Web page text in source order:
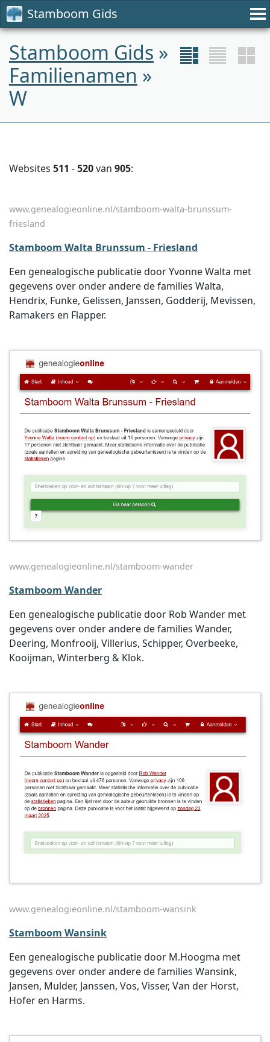
Stamboom Gids
Stamboom Gids »
Familienamen »
W
Websites 511 -520van 905:
www.genealogieonline.nl/stamboom-walta-brunssum-
friesland
Stamboom Walta Brunssum - Friesland
Een genealogische publicatie door Yvonne Walta met
gegevens over onder andere de families Walta,
Hendrix, Funke, Gelissen, Janssen, Godderij, Mevissen,
Ramakers en Flapper.
www.genealogieonline.nl/stamboom-wander
Stamboom Wander
Een genealogische publicatie door Rob Wander met
gegevens over onder andere de families Wander,
Deering, Monfrooij, Villerius, Schipper, Overbeeke,
Kooijman, Winterberg & Klok.
www.genealogieonline.nl/stamboom-wansink
Stamboom Wansink
Een genealogische publicatie door M.Hoogma met
gegevens over onder andere de families Wansink,
Jansen, Mulder, Janssen, Vos, Visser, Van der Horst,
Hofer en Harms.